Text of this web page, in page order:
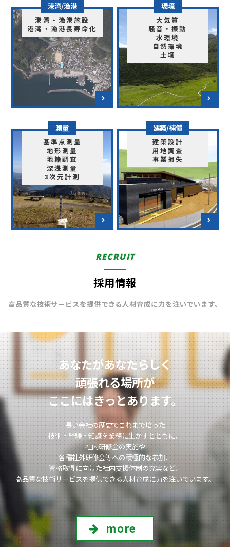
港湾/漁港
港湾・漁港施設
港湾・漁港長寿命化
環境
大気質
騒音・振動
水環境
自然環境
土壌
測量
基準点測量
地形測量
地籍調査
深浅測量
3次元計測
建築/補償
建築設計
用地調査
事業損失
RECRUIT
採用情報
高品質な技術サービスを提供できる人材育成に力を注いでいます。
あなたがあなたらしく
頑張れる場所が
ここにはきっとあります。
長い会社の歴史でこれまで培った
技術・経験・知識を業務に生かすとともに、
社内研修会の実施や
各種社外研修会等への積極的な参加、
資格取得に向けた社内支援体制の充実など、
高品質な技術サービスを提供できる人材育成に力を注いでいます。
more